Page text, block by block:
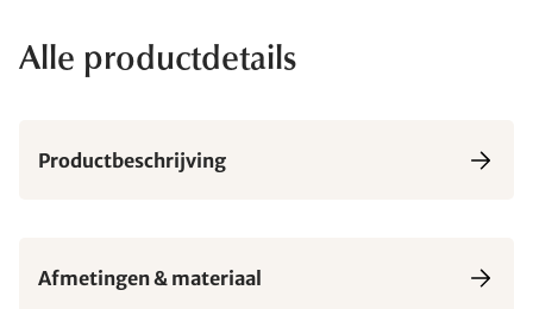
Alle productdetails
Productbeschrijving
Afmetingen & materiaal